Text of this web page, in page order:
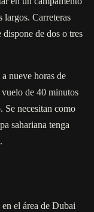
largos. Carreteras
dispone de dos o tres
nueve horas de
de 40 minutos
Se necesitan como
sahariana tenga
el área de Dubai